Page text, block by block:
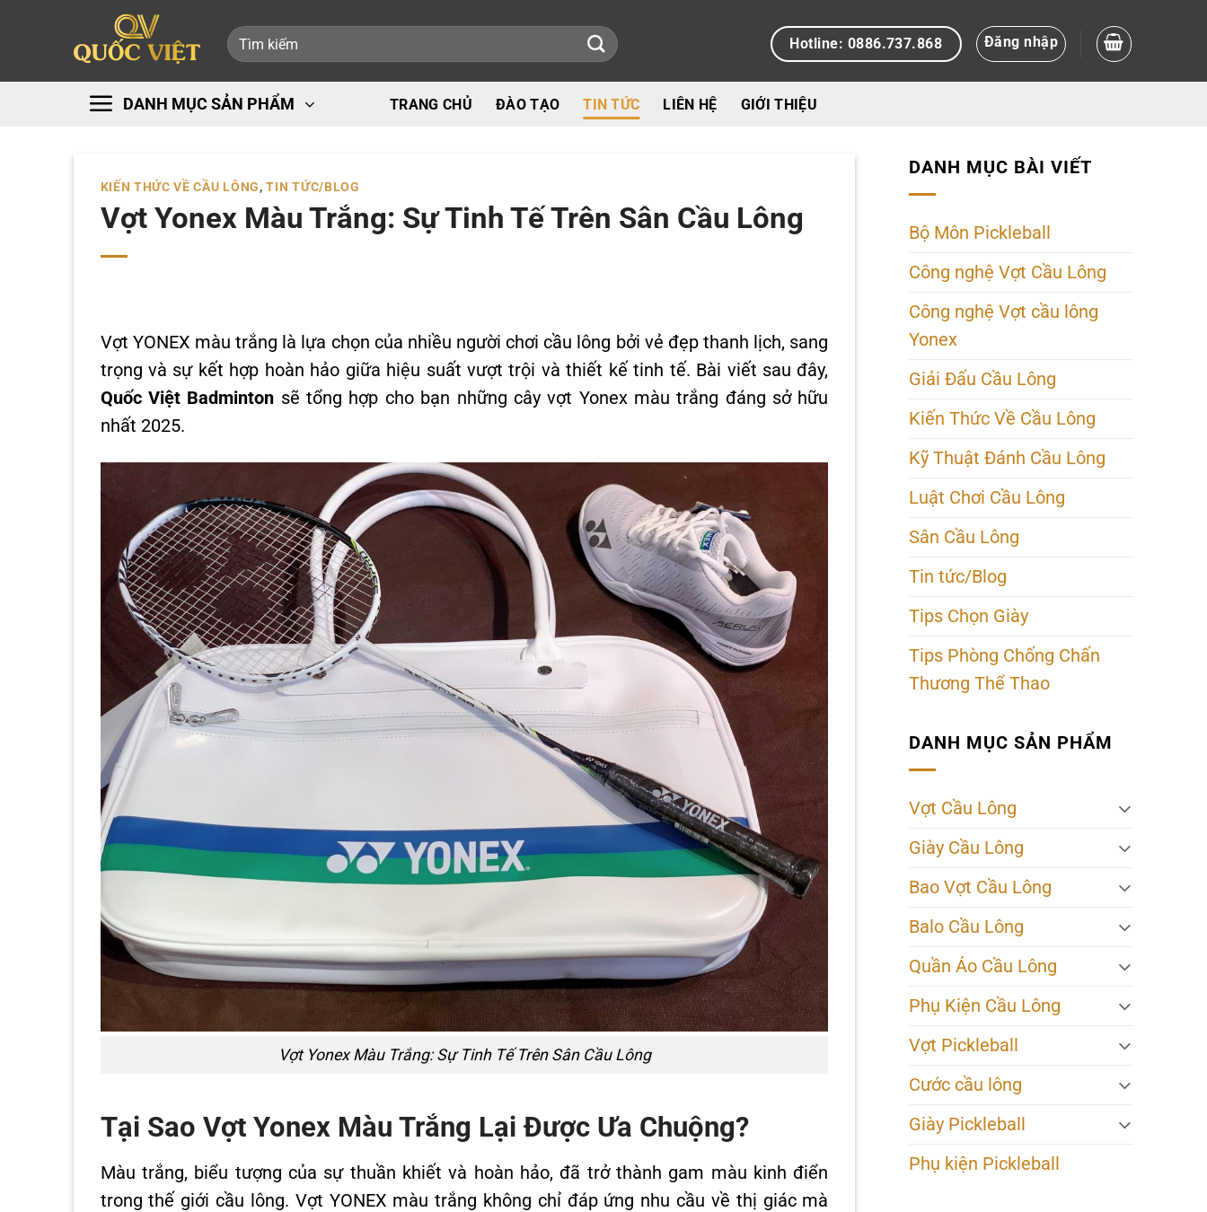
Tìm
kiếm:
Hotline: 0886.737.868 Đăng nhập
DANH MỤC SẢN PHẨM TRANG CHỦ ĐÀO TẠO TIN TỨC LIÊN HỆ GIỚI THIỆU
KIẾN THỨC VỀ CẦU LÔNG,TIN TỨC/BLOG
Vợt Yonex Màu Trắng: Sự Tinh Tế Trên Sân Cầu Lông
Vợt YONEX màu trắng là lựa chọn của nhiều người chơi cầu lông bởi vẻ đẹp thanh lịch, sang
trọng và sự kết hợp hoàn hảo giữa hiệu suất vượt trội và thiết kế tinh tế. Bài viết sau đây,
Quốc Việt Badminton sẽ tổng hợp cho bạn những cây vợt Yonex màu trắng đáng sở hữu
nhất 2025.
Vợt Yonex Màu Trắng: Sự Tinh Tế Trên Sân Cầu Lông
Tại Sao Vợt Yonex Màu Trắng Lại Được Ưa Chuộng?
Màu trắng, biểu tượng của sự thuần khiết và hoàn hảo, đã trở thành gam màu kinh điển
trong thế giới cầu lông. Vợt YONEX màu trắng không chỉ đáp ứng nhu cầu về thị giác mà
DANH MỤC BÀI VIẾT
Bộ Môn Pickleball
Công nghệ Vợt Cầu Lông
Công nghệ Vợt cầu lông
Yonex
Giải Đấu Cầu Lông
Kiến Thức Về Cầu Lông
Kỹ Thuật Đánh Cầu Lông
Luật Chơi Cầu Lông
Sân Cầu Lông
Tin tức/Blog
Tips Chọn Giày
Tips Phòng Chống Chấn
Thương Thể Thao
DANH MỤC SẢN PHẨM
Vợt Cầu Lông
Giày Cầu Lông
Bao Vợt Cầu Lông
Balo Cầu Lông
Quần Áo Cầu Lông
Phụ Kiện Cầu Lông
Vợt Pickleball
Cước cầu lông
Giày Pickleball
Phụ kiện Pickleball